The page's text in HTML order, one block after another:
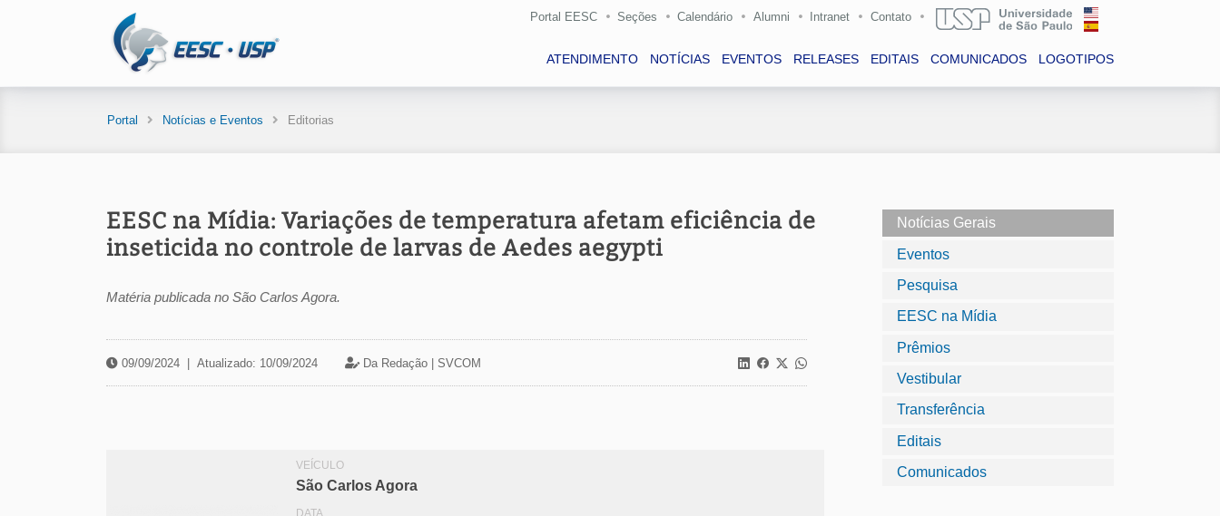
Portal EESC Seções Calendário Alumni Intranet Contato
ATENDIMENTO NOTÍCIAS EVENTOS RELEASES EDITAIS COMUNICADOS LOGOTIPOS
Portal Notícias e Eventos Editorias
EESC na Mídia: Variações de temperatura afetam eficiência de
inseticida no controle de larvas de Aedes aegypti
Matéria publicada no São Carlos Agora.
09/09/2024 Atualizado: 10/09/2024 Da Redação | SVCOM
VEÍCULO
São Carlos Agora
DATA
Notícias Gerais
Eventos
Pesquisa
EESC na Mídia
Prêmios
Vestibular
Transferência
Editais
Comunicados